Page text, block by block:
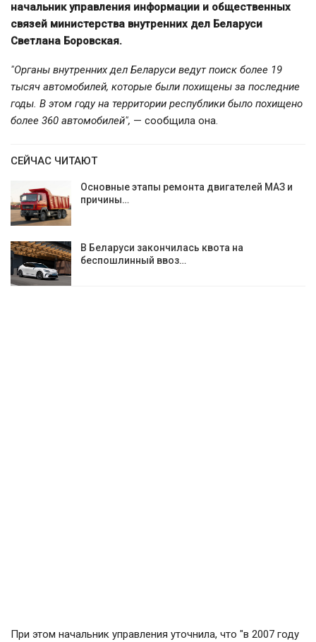
начальник управления информации и общественных
связей министерства внутренних дел Беларуси
Светлана Боровская.
"Органы внутренних дел Беларуси ведут поиск более 19
тысяч автомобилей, которые были похищены за последние
годы. В этом году на территории республики было похищено
более 360 автомобилей", — сообщила она.
СЕЙЧАС ЧИТАЮТ
Основные этапы ремонта двигателей МАЗ и
причины…
В Беларуси закончилась квота на
беспошлинный ввоз…
При этом начальник управления уточнила, что "в 2007 году